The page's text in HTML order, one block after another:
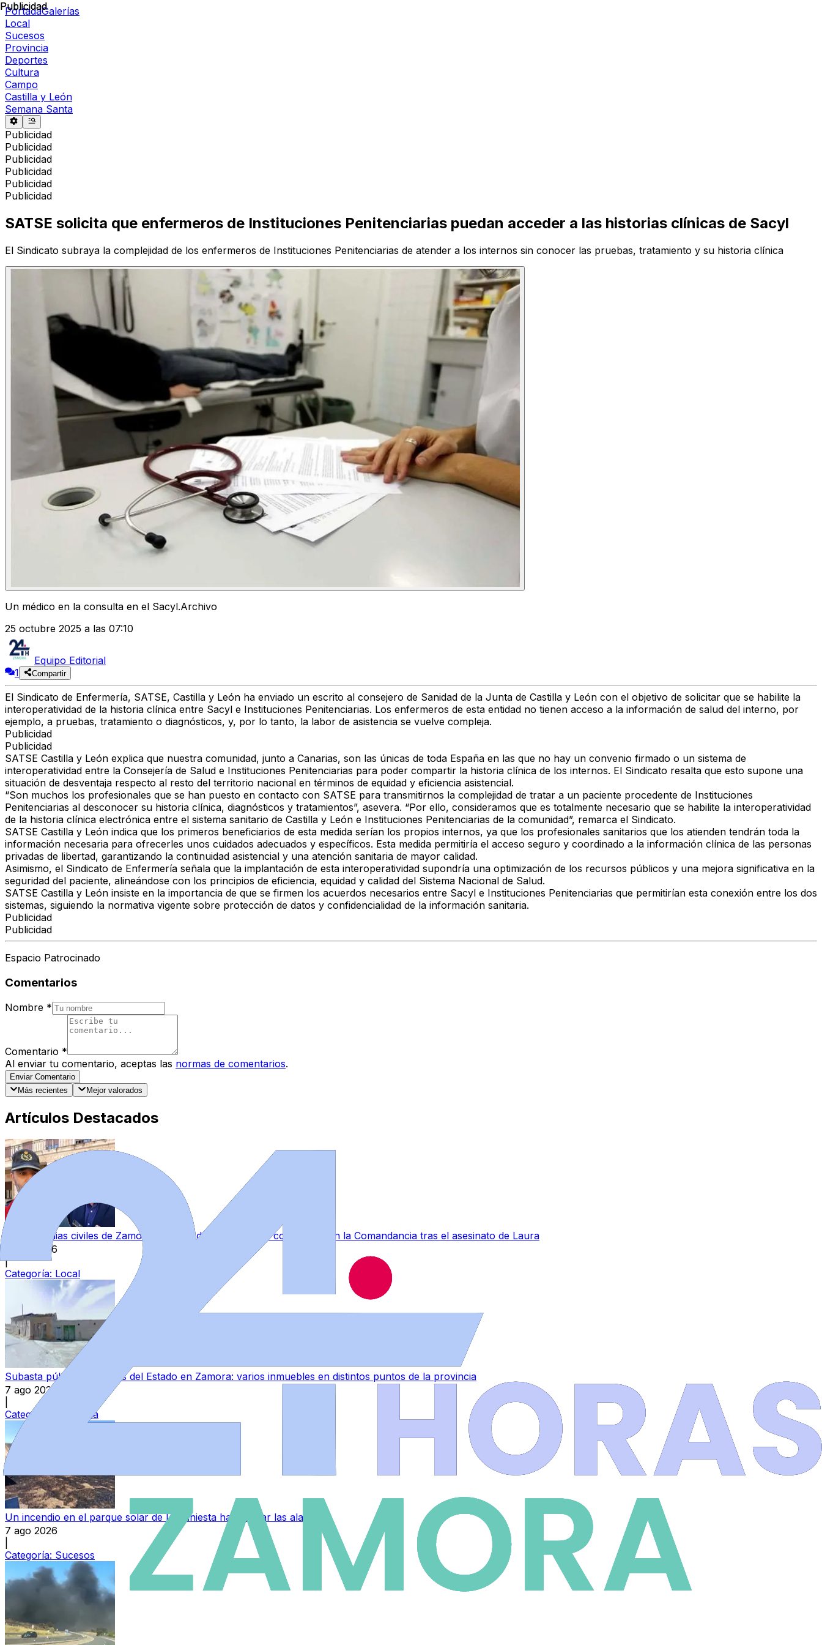
PortadaGalerías
Local
Sucesos
Provincia
Deportes
Cultura
Campo
Castilla y León
Semana Santa
Publicidad
Publicidad
Publicidad
Publicidad
Publicidad
Publicidad
Publicidad
SATSE solicita que enfermeros de Instituciones Penitenciarias puedan acceder a las historias clínicas de Sacyl
El Sindicato subraya la complejidad de los enfermeros de Instituciones Penitenciarias de atender a los internos sin conocer las pruebas, tratamiento y su historia clínica
Un médico en la consulta en el Sacyl.Archivo
25 octubre 2025 a las 07:10
Equipo Editorial
1
Compartir
El Sindicato de Enfermería, SATSE, Castilla y León ha enviado un escrito al consejero de Sanidad de la Junta de Castilla y León con el objetivo de solicitar que se habilite la
interoperatividad de la historia clínica entre Sacyl e Instituciones Penitenciarias. Los enfermeros de esta entidad no tienen acceso a la información de salud del interno, por
ejemplo, a pruebas, tratamiento o diagnósticos, y, por lo tanto, la labor de asistencia se vuelve compleja.
Publicidad
Publicidad
SATSE Castilla y León explica que nuestra comunidad, junto a Canarias, son las únicas de toda España en las que no hay un convenio firmado o un sistema de
interoperatividad entre la Consejería de Salud e Instituciones Penitenciarias para poder compartir la historia clínica de los internos. El Sindicato resalta que esto supone una
situación de desventaja respecto al resto del territorio nacional en términos de equidad y eficiencia asistencial.
“Son muchos los profesionales que se han puesto en contacto con SATSE para transmitirnos la complejidad de tratar a un paciente procedente de Instituciones
Penitenciarias al desconocer su historia clínica, diagnósticos y tratamientos”, asevera. “Por ello, consideramos que es totalmente necesario que se habilite la interoperatividad
de la historia clínica electrónica entre el sistema sanitario de Castilla y León e Instituciones Penitenciarias de la comunidad”, remarca el Sindicato.
SATSE Castilla y León indica que los primeros beneficiarios de esta medida serían los propios internos, ya que los profesionales sanitarios que los atienden tendrán toda la
información necesaria para ofrecerles unos cuidados adecuados y específicos. Esta medida permitiría el acceso seguro y coordinado a la información clínica de las personas
privadas de libertad, garantizando la continuidad asistencial y una atención sanitaria de mayor calidad.
Asimismo, el Sindicato de Enfermería señala que la implantación de esta interoperatividad supondría una optimización de los recursos públicos y una mejora significativa en la
seguridad del paciente, alineándose con los principios de eficiencia, equidad y calidad del Sistema Nacional de Salud.
SATSE Castilla y León insiste en la importancia de que se firmen los acuerdos necesarios entre Sacyl e Instituciones Penitenciarias que permitirían esta conexión entre los dos
sistemas, siguiendo la normativa vigente sobre protección de datos y confidencialidad de la información sanitaria.
Publicidad
Publicidad
Espacio Patrocinado
Comentarios
Nombre *
Comentario *
Al enviar tu comentario, aceptas las normas de comentarios.
Enviar Comentario
Más recientes
Mejor valorados
Artículos Destacados
“Los guardias civiles de Zamora estamos destrozados”: la conmoción en la Comandancia tras el asesinato de Laura
7 ago 2026
|
Categoría: Local
Subasta pública de bienes del Estado en Zamora: varios inmuebles en distintos puntos de la provincia
7 ago 2026
Categoría:
Provincia
Un incendio en el parque solar de La Hiniesta hace saltar las alarmas
7 ago 2026
Categoría: Sucesos
Publicidad